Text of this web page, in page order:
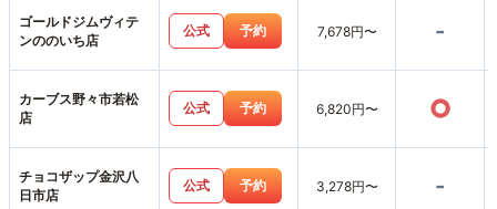
ゴールドジムヴィテ
ンののいち店
公式 予約 7,678円〜 -
カーブス野々市若松
店
公式 予約 6,820円〜 ○
チョコザップ金沢八
日市店
公式 予約 3,278円〜 -